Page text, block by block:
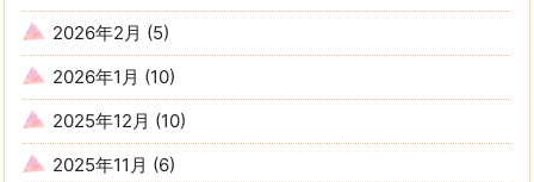
2026年2月 (5)
2026年1月 (10)
2025年12月 (10)
2025年11月 (6)